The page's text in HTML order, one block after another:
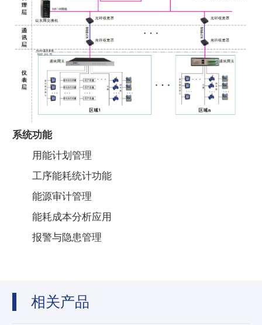
系统功能
用能计划管理
工序能耗统计功能
能源审计管理
能耗成本分析应用
报警与隐患管理
相关产品